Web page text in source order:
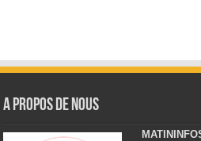
A Propos de Nous